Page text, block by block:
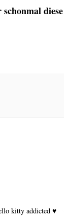
diese
kitty addicted ♥